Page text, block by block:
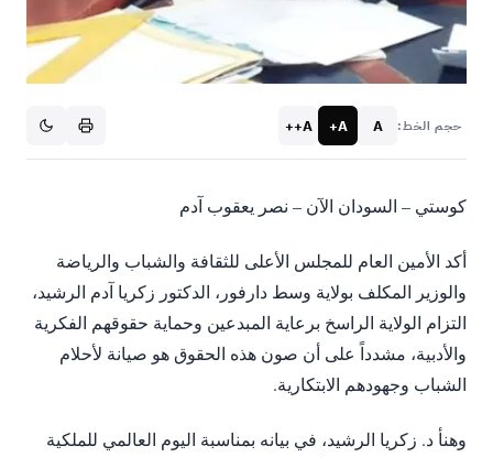
حجم الخط: A
A+
A++
كوستي – السودان الآن – نصر يعقوب آدم
​أكد الأمين العام للمجلس الأعلى للثقافة والشباب والرياضة
والوزير المكلف بولاية وسط دارفور، الدكتور زكريا آدم الرشيد،
التزام الولاية الراسخ برعاية المبدعين وحماية حقوقهم الفكرية
والأدبية، مشدداً على أن صون هذه الحقوق هو صيانة لأحلام
الشباب وجهودهم الابتكارية.
​وهنأ د. زكريا الرشيد، في بيانه بمناسبة اليوم العالمي للملكية